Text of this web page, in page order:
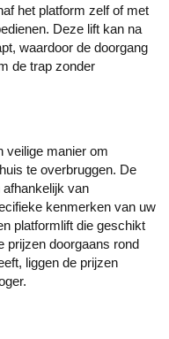
het platform zelf of met
Deze lift kan na
waardoor de doorgang
de trap zonder
veilige manier om
te overbruggen. De
van
kenmerken van uw
platformlift die geschikt
prijzen doorgaans rond
liggen de prijzen